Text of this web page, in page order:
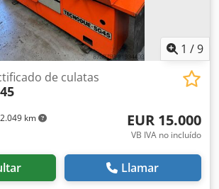
1 /9
km
de culatas
EUR 15.000
VB IVA no incluído
Llamar